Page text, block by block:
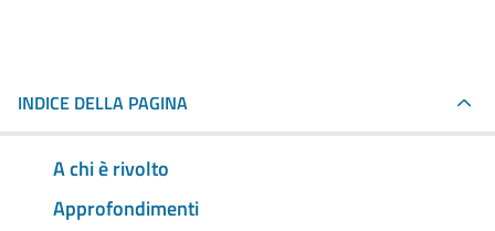
INDICE DELLA PAGINA
A chi è rivolto
Approfondimenti